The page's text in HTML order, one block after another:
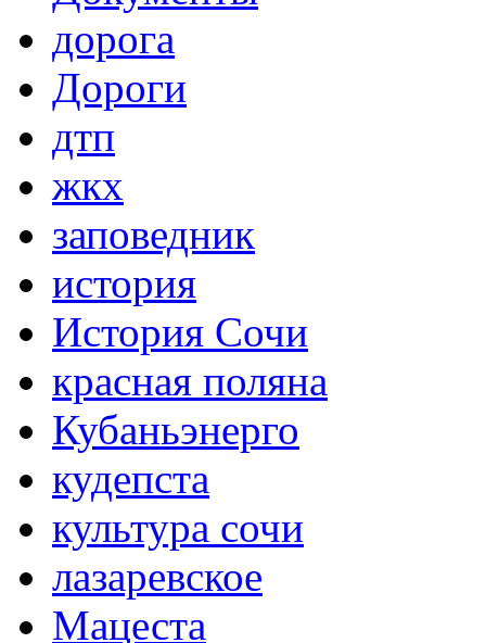
дорога
Дороги
дтп
жкх
заповедник
история
История Сочи
красная поляна
Кубаньэнерго
кудепста
культура сочи
лазаревское
Мацеста